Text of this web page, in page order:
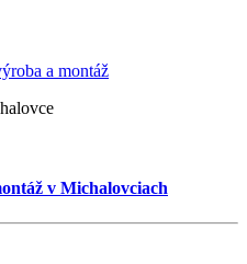
v Michalovciach